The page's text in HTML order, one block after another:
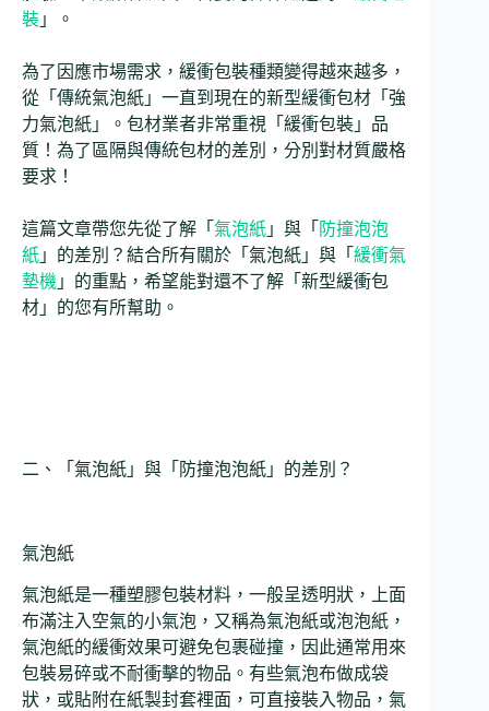
裝 」。
為了因應市場需求，緩衝包裝種類變得越來越多，
從「傳統氣泡紙」一直到現在的新型緩衝包材「強
力氣泡紙」。包材業者非常重視「緩衝包裝」品
質！為了區隔與傳統包材的差別，分別對材質嚴格
要求！
這篇文章帶您先從了解「 氣泡紙 」與「 防撞泡泡
紙 」的差別？結合所有關於「氣泡紙」與「 緩衝氣
墊機 」的重點，希望能對還不了解「新型緩衝包
材」的您有所幫助。
二、「氣泡紙」與「防撞泡泡紙」的差別？
氣泡紙
氣泡紙是一種塑膠包裝材料，一般呈透明狀，上面
布滿注入空氣的小氣泡，又稱為氣泡紙或泡泡紙，
氣泡紙的緩衝效果可避免包裹碰撞，因此通常用來
包裝易碎或不耐衝擊的物品。有些氣泡布做成袋
狀，或貼附在紙製封套裡面，可直接裝入物品，氣